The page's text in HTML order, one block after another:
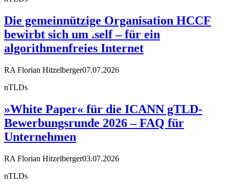
Die gemeinnützige Organisation HCCF
bewirbt sich um .self – für ein
algorithmenfreies Internet
RA Florian Hitzelberger07.07.2026
nTLDs
»White Paper« für die ICANN gTLD-
Bewerbungsrunde 2026 – FAQ für
Unternehmen
RA Florian Hitzelberger03.07.2026
nTLDs